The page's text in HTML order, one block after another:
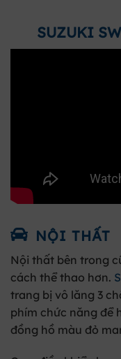
SUZUKI
NỘI THẤT
Nội thất bên trong
cách thể thao hơn.
trang bị vô lăng 3
phím chức năng để
đồng hồ màu đỏ